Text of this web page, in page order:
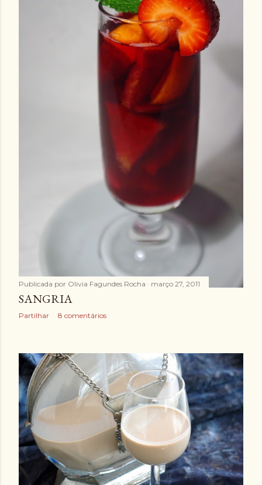
Publicada por Olivia Fagundes Rocha março 27, 2011
SANGRIA
Partilhar 8 comentários